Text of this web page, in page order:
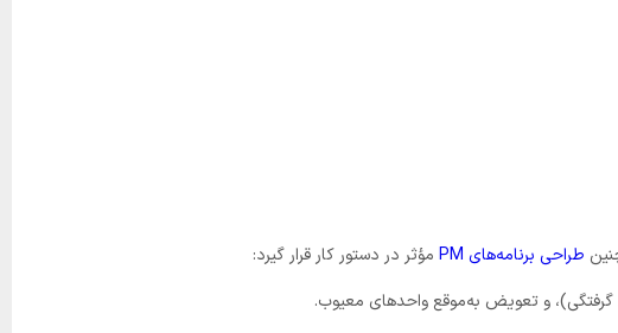
طراحی برنامه‌های PM
مؤثر در دستور کار قرار گیرد:
گرفتگی)، و تعویض به‌موقع واحدهای معیوب.